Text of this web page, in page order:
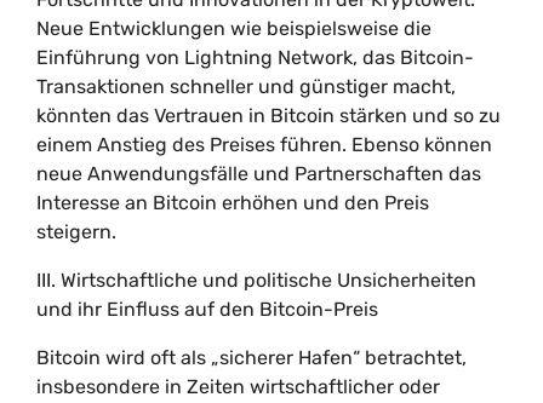
Neue Entwicklungen wie beispielsweise die
Einführung von Lightning Network, das Bitcoin-
Transaktionen schneller und günstiger macht,
könnten das Vertrauen in Bitcoin stärken und so zu
einem Anstieg des Preises führen. Ebenso können
neue Anwendungsfälle und Partnerschaften das
Interesse an Bitcoin erhöhen und den Preis
steigern.
III. Wirtschaftliche und politische Unsicherheiten
und ihr Einfluss auf den Bitcoin-Preis
Bitcoin wird oft als „sicherer Hafen“ betrachtet,
insbesondere in Zeiten wirtschaftlicher oder